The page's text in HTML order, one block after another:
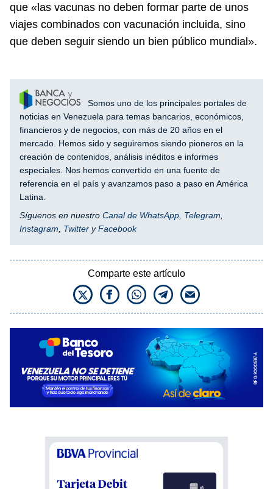
que «las vacunas no deben formar parte de unos
viajes combinados con vacunación incluida, sino
que deben seguir siendo un bien público mundial».
Somos uno de los principales portales de
noticias en Venezuela para temas bancarios, económicos,
financieros y de negocios, con más de 20 años en el
mercado. Hemos sido y seguiremos siendo pioneros en la
creación de contenidos, análisis inéditos e informes
especiales. Nos hemos convertido en una fuente de
referencia en el país y avanzamos paso a paso en América
Latina.
Síguenos en nuestro Canal de WhatsApp Telegram
Instagram
Twitter yFacebook
Comparte este artículo